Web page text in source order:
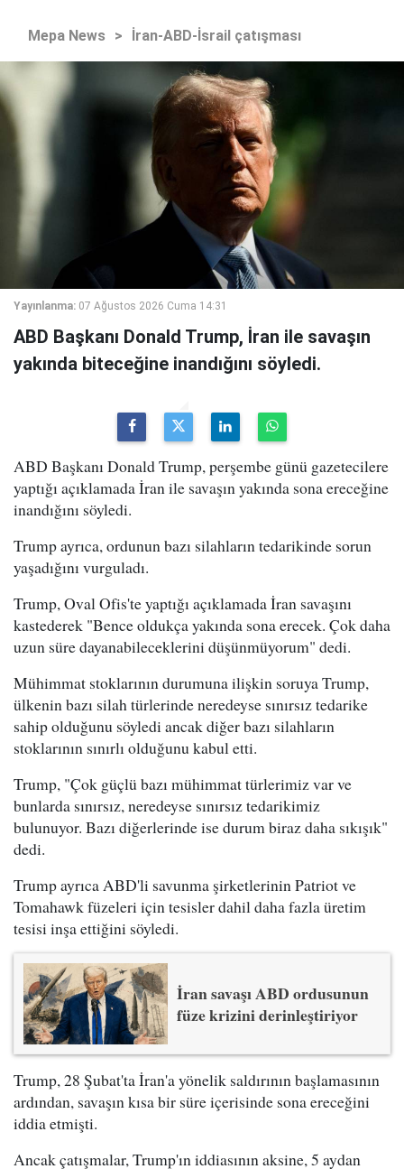
Mepa News > İran-ABD-İsrail çatışması
Yayınlanma: 07 Ağustos 2026 Cuma 14:31
ABD Başkanı Donald Trump, İran ile savaşın
yakında biteceğine inandığını söyledi.
ABD Başkanı Donald Trump, perşembe günü gazetecilere
yaptığı açıklamada İran ile savaşın yakında sona ereceğine
inandığını söyledi.
Trump ayrıca, ordunun bazı silahların tedarikinde sorun
yaşadığını vurguladı.
Trump, Oval Ofis'te yaptığı açıklamada İran savaşını
kastederek "Bence oldukça yakında sona erecek. Çok daha
uzun süre dayanabileceklerini düşünmüyorum" dedi.
Mühimmat stoklarının durumuna ilişkin soruya Trump,
ülkenin bazı silah türlerinde neredeyse sınırsız tedarike
sahip olduğunu söyledi ancak diğer bazı silahların
stoklarının sınırlı olduğunu kabul etti.
Trump, "Çok güçlü bazı mühimmat türlerimiz var ve
bunlarda sınırsız, neredeyse sınırsız tedarikimiz
bulunuyor. Bazı diğerlerinde ise durum biraz daha sıkışık"
dedi.
Trump ayrıca ABD'li savunma şirketlerinin Patriot ve
Tomahawk füzeleri için tesisler dahil daha fazla üretim
tesisi inşa ettiğini söyledi.
İran savaşı ABD ordusunun
füze krizini derinleştiriyor
Trump, 28 Şubat'ta İran'a yönelik saldırının başlamasının
ardından, savaşın kısa bir süre içerisinde sona ereceğini
iddia etmişti.
Ancak çatışmalar, Trump'ın iddiasının aksine, 5 aydan